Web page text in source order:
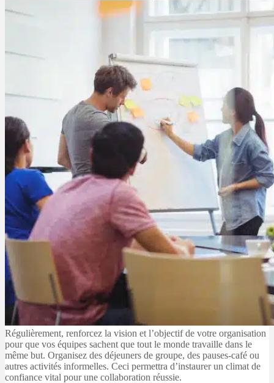
Régulièrement, renforcez la vision et l’objectif de votre organisation
pour que vos équipes sachent que tout le monde travaille dans le
même but. Organisez des déjeuners de groupe, des pauses-café ou
autres activités informelles. Ceci permettra d’instaurer un climat de
confiance vital pour une collaboration réussie.